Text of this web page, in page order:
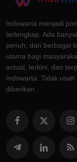
Indowarta menjadi
terlengkap. Ada
penuh, dari berbagai
utama bagi
actual, terkini, dan
Indowarta. Tidak
diberikan.